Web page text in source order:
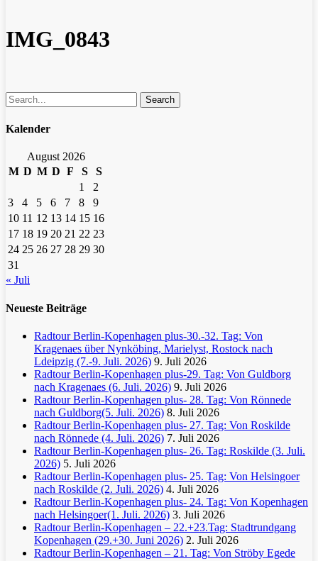
IMG_0843
Search
Kalender
August 2026
M D M D F S
S
1
2
3
4 5 6 7 8
9
10 11 12 13 14 15 16
17 18 19 20 21 22 23
24 25 26 27 28 29 30
31
« Juli
Neueste Beiträge
Radtour Berlin-Kopenhagen plus-30.-32. Tag: Von
Kragenaes über Nynköbing, Marielyst, Rostock nach
Ldeipzig (7.-9. Juli. 2026) 9. Juli 2026
Radtour Berlin-Kopenhagen plus-29. Tag: Von Guldborg
nach Kragenaes (6. Juli. 2026) 9. Juli 2026
Radtour Berlin-Kopenhagen plus- 28. Tag: Von Rönnede
nach Guldborg(5. Juli. 2026) 8. Juli 2026
Radtour Berlin-Kopenhagen plus- 27. Tag: Von Roskilde
nach Rönnede (4. Juli. 2026) 7. Juli 2026
Radtour Berlin-Kopenhagen plus- 26. Tag: Roskilde (3. Juli.
2026) 5. Juli 2026
Radtour Berlin-Kopenhagen plus- 25. Tag: Von Helsingoer
nach Roskilde (2. Juli. 2026) 4. Juli 2026
Radtour Berlin-Kopenhagen plus- 24. Tag: Von Kopenhagen
nach Helsingoer(1. Juli. 2026) 3. Juli 2026
Radtour Berlin-Kopenhagen – 22.+23.Tag: Stadtrundgang
Kopenhagen (29.+30. Juni 2026) 2. Juli 2026
Radtour Berlin-Kopenhagen – 21. Tag: Von Ströby Egede